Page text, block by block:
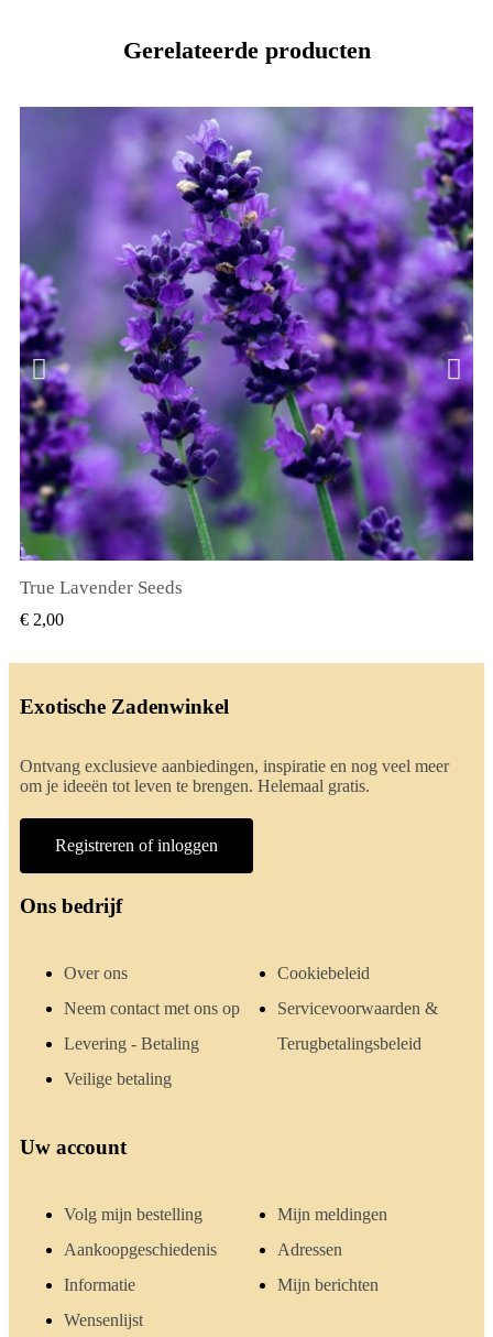
Gerelateerde producten
True Lavender Seeds
€ 2,00
Exotische Zadenwinkel
Ontvang exclusieve aanbiedingen, inspiratie en nog veel meer
om je ideeën tot leven te brengen. Helemaal gratis.
Registreren of inloggen
Ons bedrijf
Over ons
Neem contact met ons op
Levering - Betaling
Veilige betaling
Cookiebeleid
Servicevoorwaarden &
Terugbetalingsbeleid
Uw account
Volg mijn bestelling
Aankoopgeschiedenis
Informatie
Wensenlijst
Mijn meldingen
Adressen
Mijn berichten